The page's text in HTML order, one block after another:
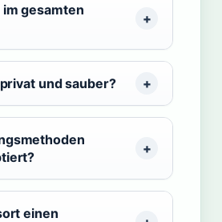
gesamten
und sauber?
einen